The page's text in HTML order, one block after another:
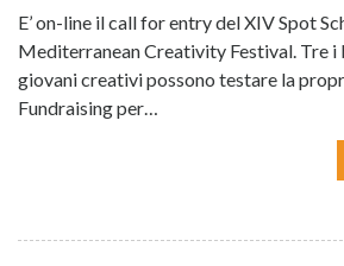
E’ on-line il call for entry del XIV Spot
Mediterranean Creativity Festival. Tre i
giovani creativi possono testare la
Fundraising per…